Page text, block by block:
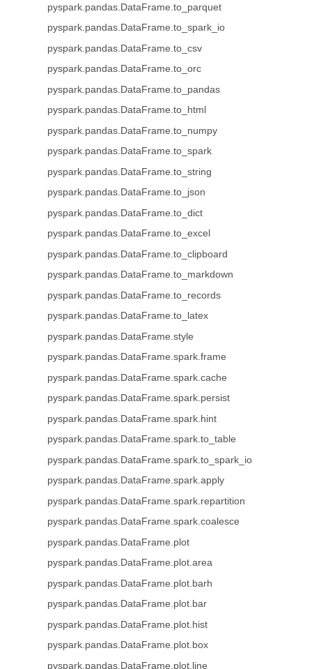
pyspark.pandas.DataFrame.to_parquet
pyspark.pandas.DataFrame.to_spark_io
pyspark.pandas.DataFrame.to_csv
pyspark.pandas.DataFrame.to_orc
pyspark.pandas.DataFrame.to_pandas
pyspark.pandas.DataFrame.to_html
pyspark.pandas.DataFrame.to_numpy
pyspark.pandas.DataFrame.to_spark
pyspark.pandas.DataFrame.to_string
pyspark.pandas.DataFrame.to_json
pyspark.pandas.DataFrame.to_dict
pyspark.pandas.DataFrame.to_excel
pyspark.pandas.DataFrame.to_clipboard
pyspark.pandas.DataFrame.to_markdown
pyspark.pandas.DataFrame.to_records
pyspark.pandas.DataFrame.to_latex
pyspark.pandas.DataFrame.style
pyspark.pandas.DataFrame.spark.frame
pyspark.pandas.DataFrame.spark.cache
pyspark.pandas.DataFrame.spark.persist
pyspark.pandas.DataFrame.spark.hint
pyspark.pandas.DataFrame.spark.to_table
pyspark.pandas.DataFrame.spark.to_spark_io
pyspark.pandas.DataFrame.spark.apply
pyspark.pandas.DataFrame.spark.repartition
pyspark.pandas.DataFrame.spark.coalesce
pyspark.pandas.DataFrame.plot
pyspark.pandas.DataFrame.plot.area
pyspark.pandas.DataFrame.plot.barh
pyspark.pandas.DataFrame.plot.bar
pyspark.pandas.DataFrame.plot.hist
pyspark.pandas.DataFrame.plot.box
pyspark.pandas.DataFrame.plot.line